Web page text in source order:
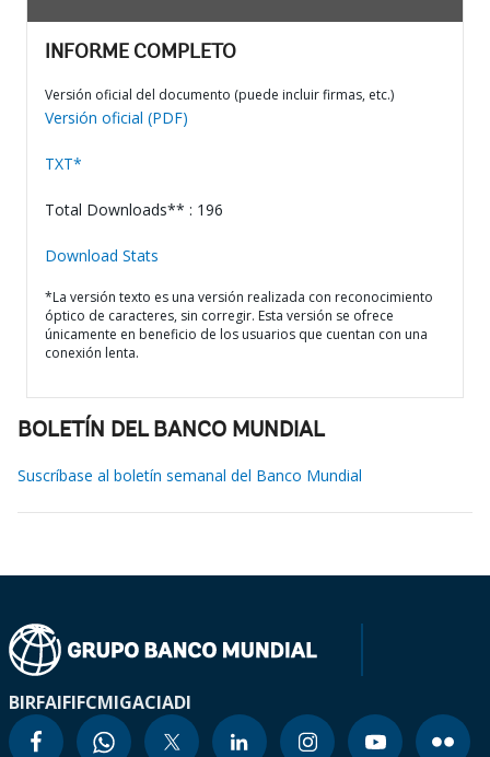
INFORME COMPLETO
Versión oficial del documento (puede incluir firmas, etc.)
Versión oficial (PDF)
TXT*
Total Downloads** : 196
Download Stats
*La versión texto es una versión realizada con reconocimiento
óptico de caracteres, sin corregir. Esta versión se ofrece
únicamente en beneficio de los usuarios que cuentan con una
conexión lenta.
BOLETÍN DEL BANCO MUNDIAL
Suscríbase al boletín semanal del Banco Mundial
BIRFAIFIFCMIGACIADI